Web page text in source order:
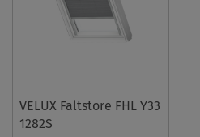
VELUX Faltstore FHL Y33
1282S